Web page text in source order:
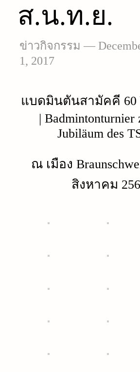
ส.น.ท.ย.
ข่าวกิจกรรม —
1, 2017
แบดมินตันสามัคคี 60
| Badmintonturnier
Jubiläum des
ณ เมือง
สิงหาคม